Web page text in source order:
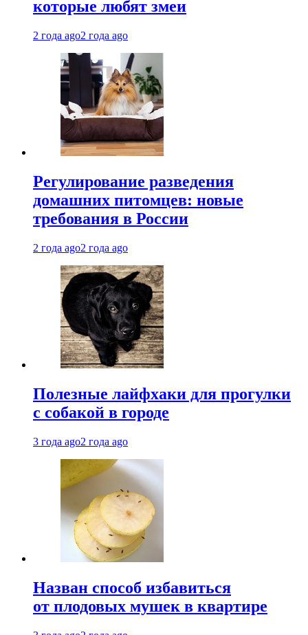
которые любят змеи
2 года ago2 года ago
Регулирование разведения
домашних питомцев: новые
требования в России
2 года ago2 года ago
Полезные лайфхаки для прогулки
с собакой в городе
3 года ago2 года ago
Назван способ избавиться
от плодовых мушек в квартире